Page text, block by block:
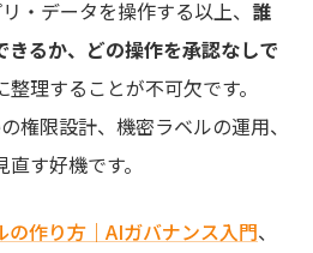
・データを操作する以上、 誰
きるか、どの操作を承認なしで
整理することが不可欠です。
権限設計、機密ラベルの運用、
す好機です。
の作り方｜AIガバナンス入門、